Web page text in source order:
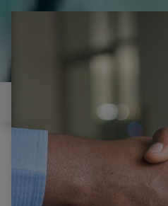
il est
heureux de
Tous les produits
DUAL DL-TQL55UHD001